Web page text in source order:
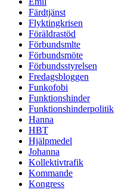
Färdtjänst
Flyktingkrisen
Föräldrastöd
Förbundsmlte
Förbundsmöte
Förbundsstyrelsen
Fredagsbloggen
Funkofobi
Funktionshinder
Funktionshinderpolitik
Hanna
HBT
Hjälpmedel
Johanna
Kollektivtrafik
Kommande
Kongress